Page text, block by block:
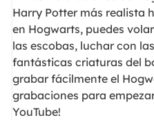
Harry Potter más realista
en Hogwarts, puedes
las escobas, luchar con
fantásticas criaturas del
grabar fácilmente el
grabaciones para
YouTube!